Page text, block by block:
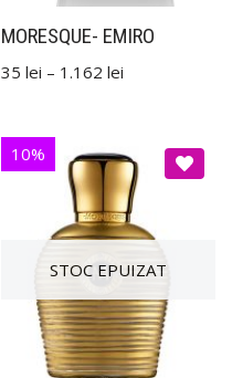
MORESQUE- EMIRO
35 lei – 1.162 lei
10%